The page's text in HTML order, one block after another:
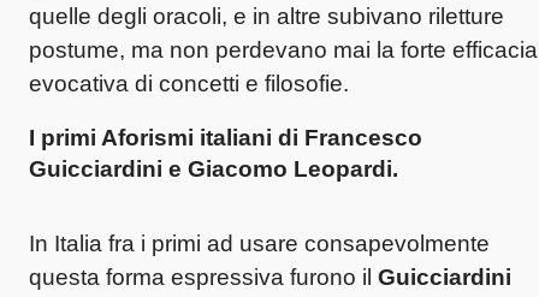
quelle degli oracoli, e in altre subivano riletture
postume, ma non perdevano mai la forte efficacia
evocativa di concetti e filosofie.
I primi Aforismi italiani di Francesco
Guicciardini e Giacomo Leopardi.
In Italia fra i primi ad usare consapevolmente
questa forma espressiva furono il Guicciardini